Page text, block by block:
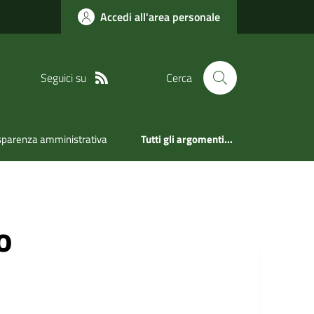
Accedi all'area personale
Seguici su Cerca
amministrativa Tutti gli argomenti...